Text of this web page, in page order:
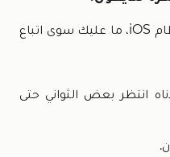
لكي يتم تحميل هكر Roblox لنظام iOS، ما عليك سوى اتباع
انتظر بعض الثواني حتى